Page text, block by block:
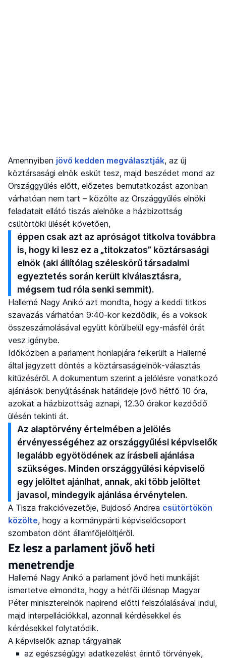
Amennyiben jövő kedden megválasztják, az új
köztársasági elnök esküt tesz, majd beszédet mond az
Országgyűlés előtt, előzetes bemutatkozást azonban
várhatóan nem tart – közölte az Országgyűlés elnöki
feladatait ellátó tiszás alelnöke a házbizottság
csütörtöki ülését követően,
éppen csak azt az apróságot titkolva továbbra
is, hogy ki lesz ez a „titokzatos” köztársasági
elnök (aki állítólag széleskörű társadalmi
egyeztetés során került kiválasztásra,
mégsem tud róla senki semmit).
Hallerné Nagy Anikó azt mondta, hogy a keddi titkos
szavazás várhatóan 9:40-kor kezdődik, és a voksok
összeszámolásával együtt körülbelül egy-másfél órát
vesz igénybe.
Időközben a parlament honlapjára felkerült a Hallerné
által jegyzett döntés a köztársaságielnök-választás
kitűzéséről. A dokumentum szerint a jelölésre vonatkozó
ajánlások benyújtásának határideje jövő hétfő 10 óra,
azokat a házbizottság aznapi, 12.30 órakor kezdődő
ülésén tekinti át.
Az alaptörvény értelmében a jelölés
érvényességéhez az országgyűlési képviselők
legalább egyötödének az írásbeli ajánlása
szükséges. Minden országgyűlési képviselő
egy jelöltet ajánlhat, annak, aki több jelöltet
javasol, mindegyik ajánlása érvénytelen.
A Tisza frakcióvezetője, Bujdosó Andrea csütörtökön
közölte, hogy a kormánypárti képviselőcsoport
szombaton dönt államfőjelöltjéről.
Ez lesz a parlament jövő heti
menetrendje
Hallerné Nagy Anikó a parlament jövő heti munkáját
ismertetve elmondta, hogy a hétfői ülésnap Magyar
Péter miniszterelnök napirend előtti felszólalásával indul,
majd interpellációkkal, azonnali kérdésekkel és
kérdésekkel folytatódik.
A képviselők aznap tárgyalnak
az egészségügyi adatkezelést érintő törvények,